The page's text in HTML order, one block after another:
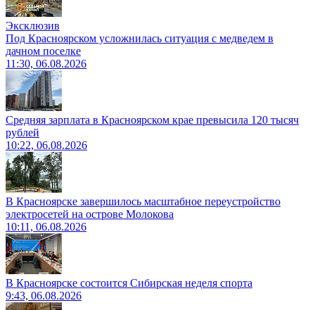
Эксклюзив
Под Красноярском усложнилась ситуация с медведем в
дачном поселке
11:30, 06.08.2026
Средняя зарплата в Красноярском крае превысила 120 тысяч
рублей
10:22, 06.08.2026
В Красноярске завершилось масштабное переустройство
электросетей на острове Молокова
10:11, 06.08.2026
В Красноярске состоится Сибирская неделя спорта
9:43, 06.08.2026